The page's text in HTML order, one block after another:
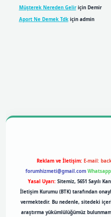
Müşterek Nereden Geliriçin Demir
Aport Ne Demek Tdkiçin admin
Reklam ve İletişim: E-mail:
forumhizmeti@gmail.com
Yasal Uyarı: Sitemiz, 5651 Sayılı
İletişim Kurumu (BTK) tarafından
vermektedir. Bu nedenle, sitedeki
araştırma yükümlülüğümüz